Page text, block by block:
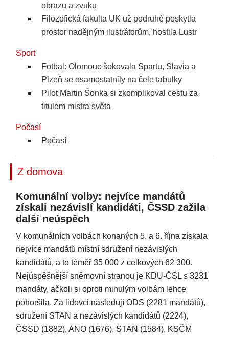
obrazu a zvuku
Filozofická fakulta UK už podruhé poskytla
prostor nadějným ilustrátorům, hostila Lustr
Sport
Fotbal: Olomouc šokovala Spartu, Slavia a
Plzeň se osamostatnily na čele tabulky
Pilot Martin Šonka si zkomplikoval cestu za
titulem mistra světa
Počasí
Počasí
Z domova
Komunální volby: nejvíce mandátů
získali nezávislí kandidáti, ČSSD zažila
další neúspěch
V komunálních volbách konaných 5. a 6. října získala
nejvíce mandátů místní sdružení nezávislých
kandidátů, a to téměř 35 000 z celkových 62 300.
Nejúspěšnější sněmovní stranou je KDU-ČSL s 3231
mandáty, ačkoli si oproti minulým volbám lehce
pohoršila. Za lidovci následují ODS (2281 mandátů),
sdružení STAN a nezávislých kandidátů (2224),
ČSSD (1882), ANO (1676), STAN (1584), KSČM